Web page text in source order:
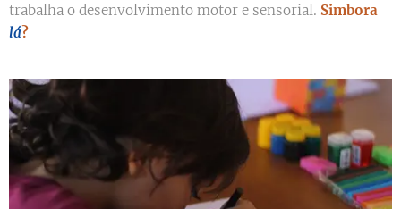
trabalha o desenvolvimento motor e sensorial. Simbora
lá?